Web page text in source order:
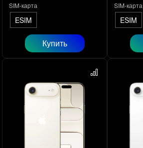
SIM-карта
ESIM
Купить
SIM-карта
ESIM